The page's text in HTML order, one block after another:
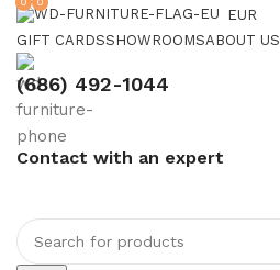
EUR
GIFT CARDSSHOWROOMSABOUT US
(686) 492-1044
Contact with an expert
0
0